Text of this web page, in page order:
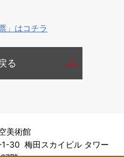
」はコチラ
る
美術館
30 梅田スカイビル タワー